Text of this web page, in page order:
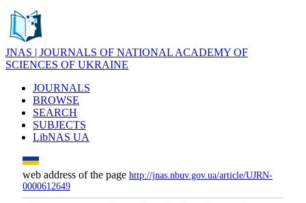
JNAS | JOURNALS OF NATIONAL ACADEMY OF
SCIENCES OF UKRAINE
JOURNALS
BROWSE
SEARCH
SUBJECTS
LibNAS UA
web address of the page http://jnas.nbuv.gov.ua/article/UJRN-
0000612649